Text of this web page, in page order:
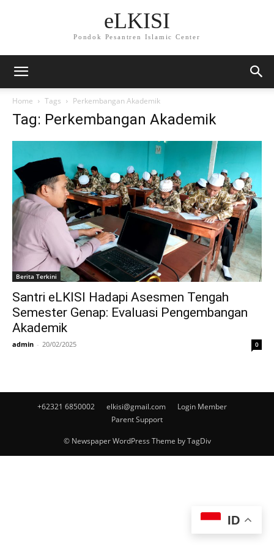
eLKISI
Pondok Pesantren Islamic Center
Home Tags Perkembangan Akademik
Tag: Perkembangan Akademik
Berita Terkini
Santri eLKISI Hadapi Asesmen Tengah
Semester Genap: Evaluasi Pengembangan
Akademik
admin - 20/02/2025 0
+62321 6850002 elkisi@gmail.com
Login Member
Parent Support
© Newspaper WordPress Theme by TagDiv
ID